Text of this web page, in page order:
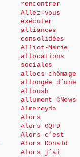
rencontrer
Allez-vous
exécuter
alliances
consolidées
Alliot-Marie
allocations
sociales
allocs chômage
allongée d’une
Alloush
allument CNews
Almereyda
Alors
Alors CQFD
Alors c’est
Alors Donald
Alors j’ai